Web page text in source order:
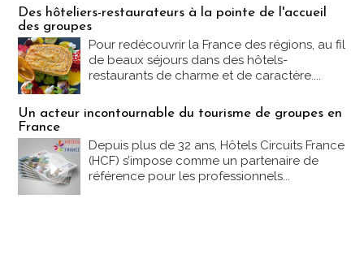
Des hôteliers-restaurateurs à la pointe de l'accueil
des groupes
Pour redécouvrir la France des régions, au fil
de beaux séjours dans des hôtels-
restaurants de charme et de caractère....
Un acteur incontournable du tourisme de groupes en
France
Depuis plus de 32 ans, Hôtels Circuits France
(HCF) s’impose comme un partenaire de
référence pour les professionnels...